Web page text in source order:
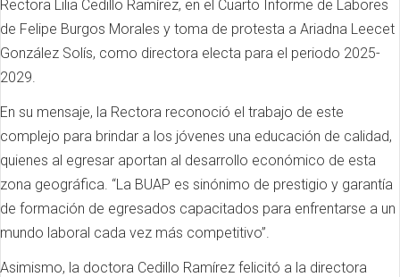
Rectora Lilia Cedillo Ramírez, en el Cuarto Informe de Labores
de Felipe Burgos Morales y toma de protesta a Ariadna Leecet
González Solís, como directora electa para el periodo 2025-
2029.
En su mensaje, la Rectora reconoció el trabajo de este
complejo para brindar a los jóvenes una educación de calidad,
quienes al egresar aportan al desarrollo económico de esta
zona geográfica. “La BUAP es sinónimo de prestigio y garantía
de formación de egresados capacitados para enfrentarse a un
mundo laboral cada vez más competitivo”.
Asimismo, la doctora Cedillo Ramírez felicitó a la directora